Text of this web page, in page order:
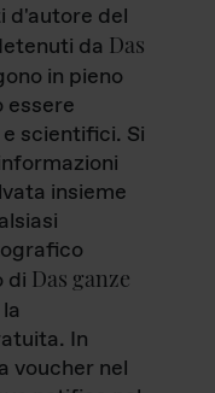
d'autore del
da Das
in pieno
essere
scientifici. Si
insieme
di Das ganze
In
voucher nel